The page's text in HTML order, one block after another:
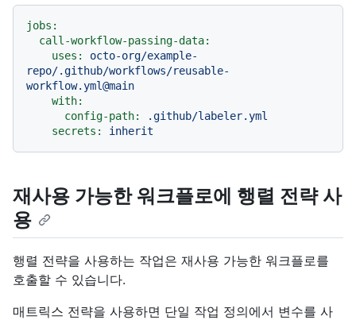
jobs:
call-workflow-passing-data:
uses:
octo-org/example-
repo/.github/workflows/reusable-
workflow.yml@main
with:
config-path:
.github/labeler.yml
secrets:
inherit
재사용 가능한 워크플로에 행렬 전략 사
용
행렬 전략을 사용하는 작업은 재사용 가능한 워크플로를
호출할 수 있습니다.
매트릭스 전략을 사용하면 단일 작업 정의에서 변수를 사